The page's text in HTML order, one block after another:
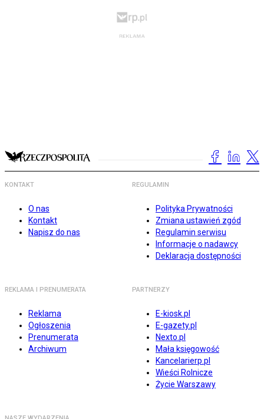
KONTAKT
O nas
Kontakt
Napisz do nas
REGULAMIN
Polityka Prywatności
Zmiana ustawień zgód
Regulamin serwisu
Informacje o nadawcy
Deklaracja dostępności
REKLAMA I PRENUMERATA
Reklama
Ogłoszenia
Prenumerata
Archiwum
PARTNERZY
E-kiosk.pl
E-gazety.pl
Nexto.pl
Mała księgowość
Kancelarierp.pl
Wieści Rolnicze
Życie Warszawy